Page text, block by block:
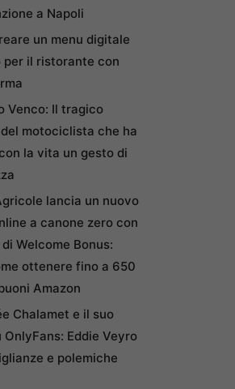
a Napoli
un menu digitale
per il ristorante con
Venco: Il tragico
motociclista che ha
la vita un gesto di
lancia un nuovo
a canone zero con
Welcome Bonus:
ottenere fino a 650
Amazon
Chalamet e il suo
OnlyFans: Eddie Veyro
e polemiche